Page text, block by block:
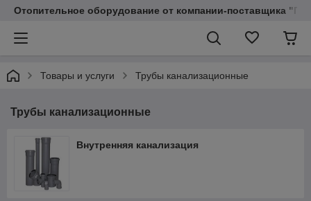
Отопительное оборудование от компании-поставщика
Товары и услуги Трубы канализационные
Трубы канализационные
Внутренняя канализация